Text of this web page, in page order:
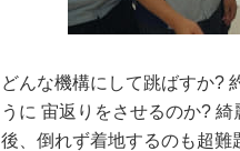
どんな機構にして跳ばすか?
うに 宙返りをさせるのか?
後、倒れず着地するのも超難